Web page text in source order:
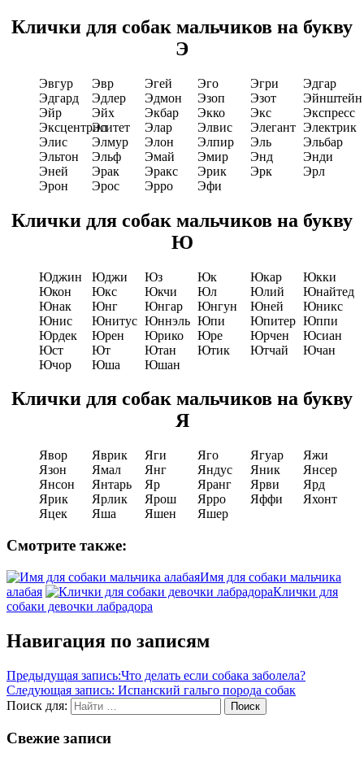
Клички для собак мальчиков на букву
Э
Эвгур Эвр Эгей Эго Эгри
Эдгар
Эдгард
Эдлер Эдмон Эзоп Эзот
Эйнштейн
Эйр
Эйх Экбар Экко Экс
Экспресс
Эксцентриситет
Эл Элар Элвис Элегант Электрик
Элис
Элмур Элон Элпир Эль
Эльбар
Эльтон
Эльф Эмай Эмир Энд
Энди
Эней
Эрак Эракс Эрик Эрк
Эрл
Эрон
Эрос Эрро Эфи
Клички для собак мальчиков на букву
Ю
Юджин Юджи Юз Юк Юкар
Юкки
Юкон
Юкс Юкчи Юл Юлий
Юнайтед
Юнак
Юнг Юнгар Юнгун Юней
Юникс
Юнис
Юнитус Юннэль Юпи Юпитер Юппи
Юрдек
Юрен Юрико Юре Юрчен
Юсиан
Юст
Ют Ютан Ютик Ютчай
Ючан
Ючор
Юша Юшан
Клички для собак мальчиков на букву
Я
Явор Яврик Яги Яго Ягуар
Яжи
Язон
Ямал Янг Яндус Яник
Янсер
Янсон
Янтарь Яр Яранг Ярви
Ярд
Ярик
Ярлик Ярош Ярро Яффи
Яхонт
Яцек
Яша Яшен Яшер
Смотрите также:
Имя для собаки мальчика
алабая
Клички для
собаки девочки лабрадора
Навигация по записям
Предыдущая запись:Что делать если собака заболела?
Следующая запись: Испанский гальго порода собак
Поиск для:
Поиск
Свежие записи